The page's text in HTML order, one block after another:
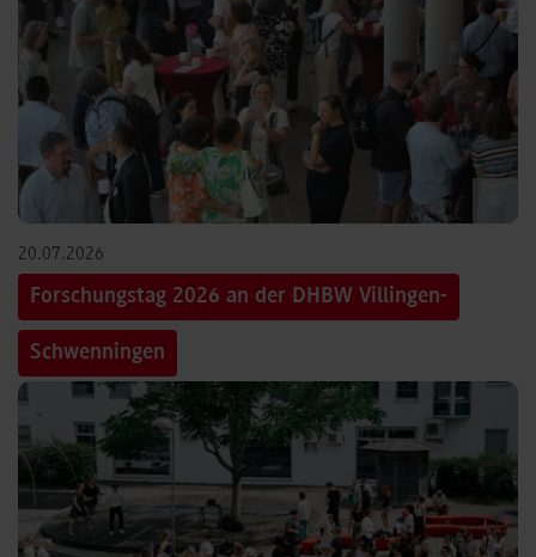
20.07.2026
Forschungstag 2026 an der DHBW Villingen-
Schwenningen